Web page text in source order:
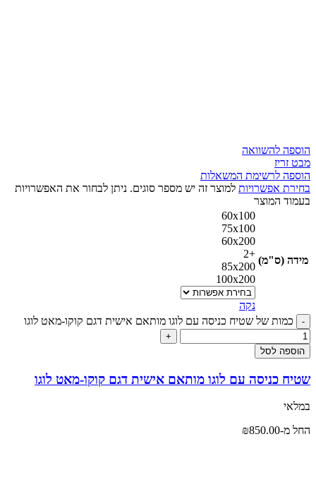
הוספה להשוואה
מבט זריז
הוספה לרשימת המשאלות
בחירת אפשרויות למוצר זה יש מספר סוגים. ניתן לבחור את האפשרויות
בעמוד המוצר
מידה (ס"מ)
60x100
75x100
60x200
+2
85x200
100x200
נקה
כמות של שטיח כניסה עם לוגו מותאם אישית דגם קוקו-מאט לוגו
הוספה לסל
שטיח כניסה עם לוגו מותאם אישית דגם קוקו-מאט לוגו
במלאי
החל מ-
₪850.00